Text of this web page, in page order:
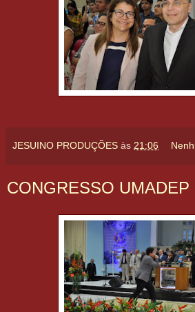
JESUINO PRODUÇÕES às 21:06
CONGRESSO UMADEP